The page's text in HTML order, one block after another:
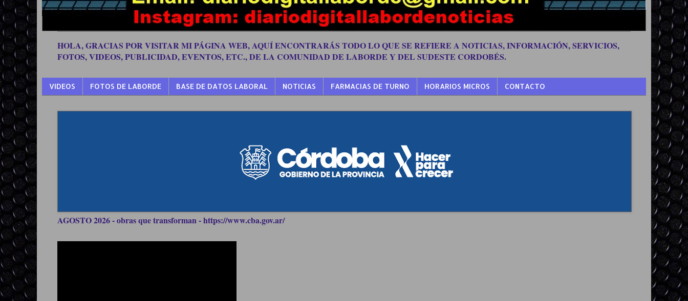
HOLA, GRACIAS POR VISITAR MI PÁGINA WEB, AQUÍ ENCONTRARÁS TODO LO QUE SE REFIERE A NOTICIAS, INFORMACIÓN, SERVICIOS,
FOTOS, VIDEOS, PUBLICIDAD, EVENTOS, ETC., DE LA COMUNIDAD DE LABORDE Y DEL SUDESTE CORDOBÉS.
VIDEOS FOTOS DE LABORDE BASE DE DATOS LABORAL NOTICIAS FARMACIAS DE TURNO HORARIOS MICROS CONTACTO
AGOSTO 2026 - obras que transforman - https://www.cba.gov.ar/